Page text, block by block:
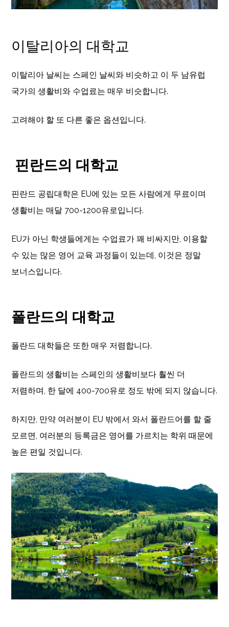
이탈리아의 대학교
이탈리아 날씨는 스페인 날씨와 비슷하고 이 두 남유럽
국가의 생활비와 수업료는 매우 비슷합니다.
고려해야 할 또 다른 좋은 옵션입니다.
핀란드의 대학교
핀란드 공립대학은 EU에 있는 모든 사람에게 무료이며
생활비는 매달 700-1200유로입니다.
EU가 아닌 학생들에게는 수업료가 꽤 비싸지만, 이용할
수 있는 많은 영어 교육 과정들이 있는데, 이것은 정말
보너스입니다.
폴란드의 대학교
폴란드 대학들은 또한 매우 저렴합니다.
폴란드의 생활비는 스페인의 생활비보다 훨씬 더
저렴하며, 한 달에 400-700유로 정도 밖에 되지 않습니다.
하지만, 만약 여러분이 EU 밖에서 와서 폴란드어를 할 줄
모르면, 여러분의 등록금은 영어를 가르치는 학위 때문에
높은 편일 것입니다.